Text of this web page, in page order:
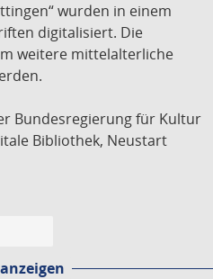
wurden in einem
digitalisiert. Die
weitere mittelalterliche
Bundesregierung für Kultur
Bibliothek, Neustart